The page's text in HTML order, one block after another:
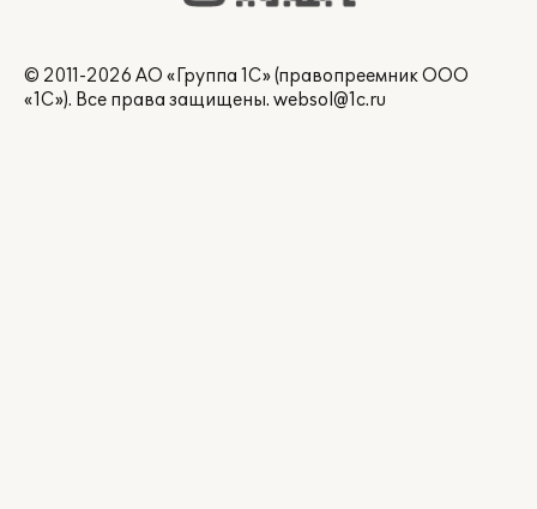
© 2011-2026 АО «Группа 1С» (правопреемник ООО
«1С»). Все права защищены. websol@1c.ru